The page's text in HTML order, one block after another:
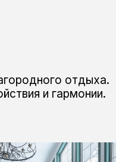
отдыха.
и гармонии.